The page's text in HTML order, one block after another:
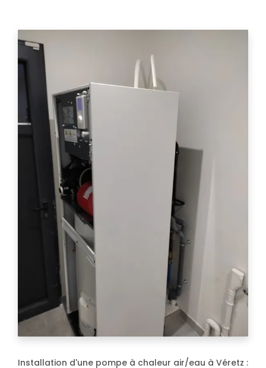
Installation d'une pompe à chaleur air/eau à Véretz :